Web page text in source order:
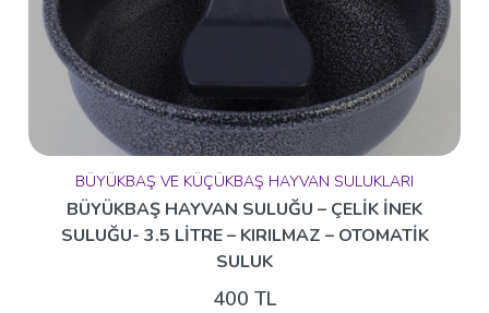
BÜYÜKBAŞ VE KÜÇÜKBAŞ HAYVAN SULUKLARI
BÜYÜKBAŞ HAYVAN SULUĞU – ÇELİK İNEK
SULUĞU- 3.5 LİTRE – KIRILMAZ – OTOMATİK
SULUK
400 TL